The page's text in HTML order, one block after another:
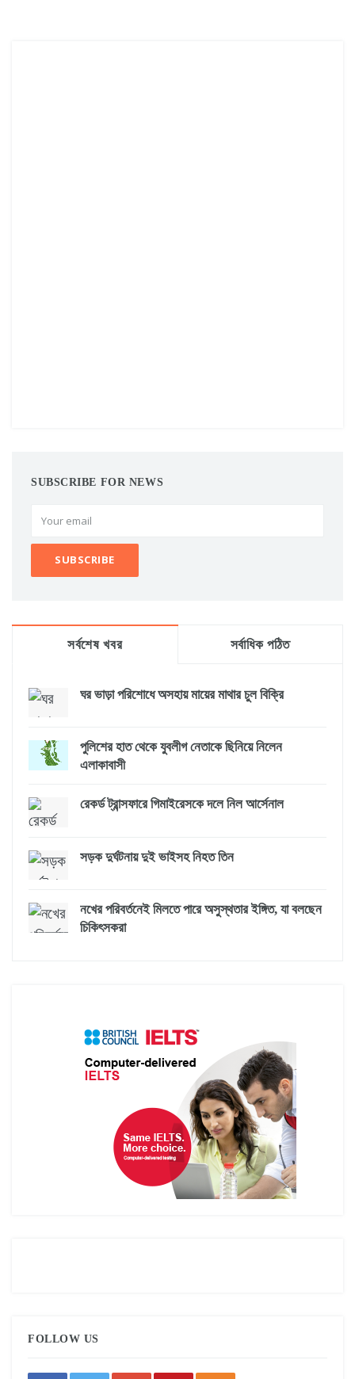
SUBSCRIBE FOR NEWS
সর্বশেষ খবর সর্বাধিক পঠিত
ঘর ভাড়া পরিশোধে অসহায় মায়ের মাথার চুল বিক্রি
পুলিশের হাত থেকে যুবলীগ নেতাকে ছিনিয়ে নিলেন
এলাকাবাসী
রেকর্ড ট্রান্সফারে গিমাইরেসকে দলে নিল আর্সেনাল
সড়ক দুর্ঘটনায় দুই ভাইসহ নিহত তিন
নখের পরিবর্তনেই মিলতে পারে অসুস্থতার ইঙ্গিত, যা বলছেন
চিকিৎসকরা
FOLLOW US